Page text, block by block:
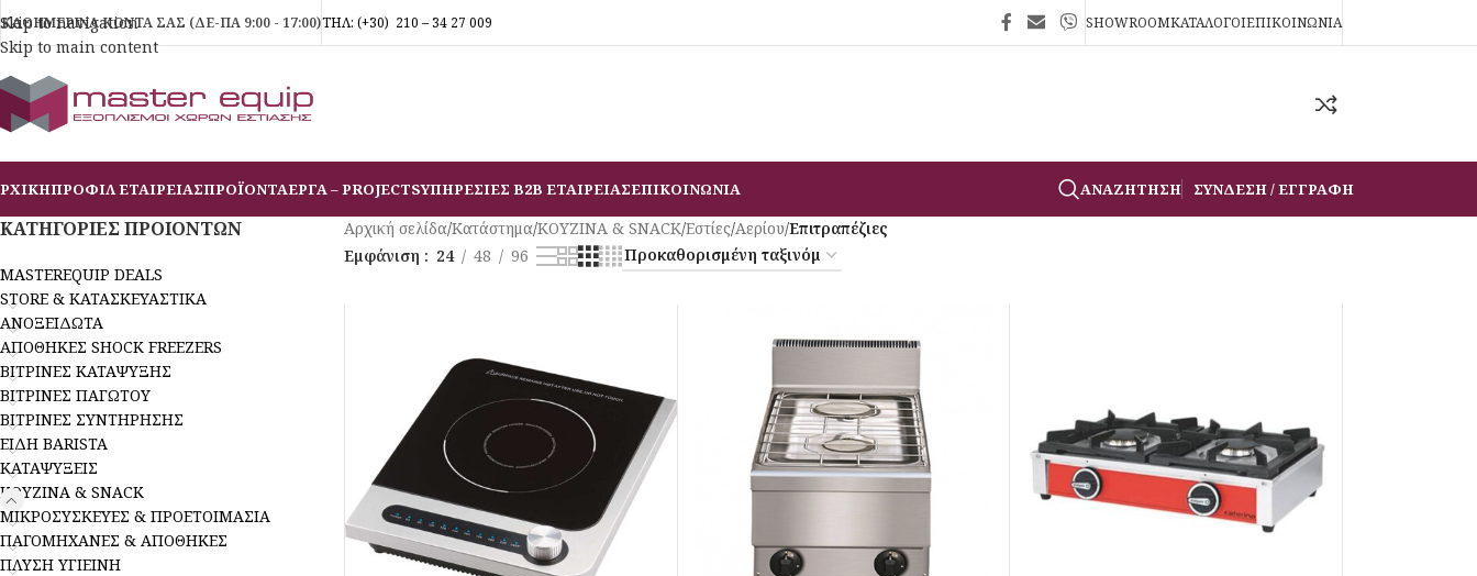
Skip to navigation
Skip to main content
ΚΑΘΗΜΕΡΙΝΑ ΚΟΝΤΑ ΣΑΣ (ΔΕ-ΠΑ 9:00 - 17:00)ΤΗΛ: (+30) 210 – 34 27 009 SHOWROOMΚΑΤΑΛΟΓΟΙΕΠΙΚΟΙΝΩΝΙΑ
ΠΡΟΦΙΛ ΕΤΑΙΡΕΙΑΣΠΡΟΪΟΝΤΑΕΡΓΑ – PROJECTSΥΠΗΡΕΣΙΕΣ B2B ΕΤΑΙΡΕΙΑΣΕΠΙΚΟΙΝΩΝΙΑ ΑΝΑΖΉΤΗΣΗ ΣΎΝΔΕΣΗ / ΕΓΓΡΑΦΉ
ΚΑΤΗΓΟΡΙΕΣ ΠΡΟΙΟΝΤΩΝ
MASTEREQUIP DEALS
STORE & ΚΑΤΑΣΚΕΥΑΣΤΙΚΑ
ΑΝΟΞΕΙΔΩΤΑ
ΑΠΟΘΗΚΕΣ SHOCK FREEZERS
ΒΙΤΡΙΝΕΣ ΚΑΤΑΨΥΞΗΣ
ΒΙΤΡΙΝΕΣ ΠΑΓΩΤΟΥ
ΒΙΤΡΙΝΕΣ ΣΥΝΤΗΡΗΣΗΣ
ΕΙΔΗ BARISTA
ΚΑΤΑΨΥΞΕΙΣ
ΚΟΥΖΙΝΑ & SNACK
ΜΙΚΡΟΣΥΣΚΕΥΕΣ & ΠΡΟΕΤΟΙΜΑΣΙΑ
ΠΑΓΟΜΗΧΑΝΕΣ & ΑΠΟΘΗΚΕΣ
ΠΛΥΣΗ ΥΓΙΕΙΝΗ
Αρχική σελίδα/Κατάστημα/ΚΟΥΖΙΝΑ & SNACK/Εστίες/Αερίου/Επιτραπέζιες
Εμφάνιση
24 48 96